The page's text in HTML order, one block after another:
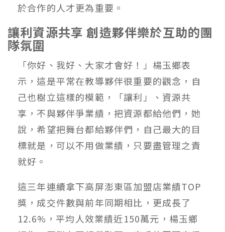
於合作的人才更為重要。
讓利資源共享 創造夥伴樂於互助的團
隊氛圍
「你好、我好、大家才會好！」楊玉鄉表
示，這是平常在教導夥伴很重要的觀念，自
己也樹立這樣的模範，「讓利」、資源共
享，不與夥伴爭業績，把資源都給他們，她
說，希望把舞台都給夥伴們，自己最大的目
標就是，可以不用做業績，只要盡管理之責
就好。
這三年連續拿下高屏澎東區加盟店業績TOP
獎，成交件數與前年同期相比，更成長了
12.6%，平均人效業績近150萬元，楊玉鄉